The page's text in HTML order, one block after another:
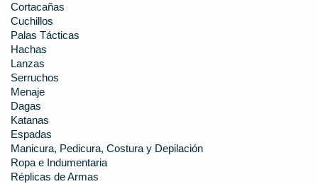
Cortacañas
Cuchillos
Palas Tácticas
Hachas
Lanzas
Serruchos
Menaje
Dagas
Katanas
Espadas
Manicura, Pedicura, Costura y Depilación
Ropa e Indumentaria
Réplicas de Armas